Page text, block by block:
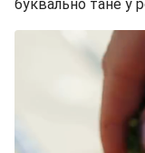
буквально тане у